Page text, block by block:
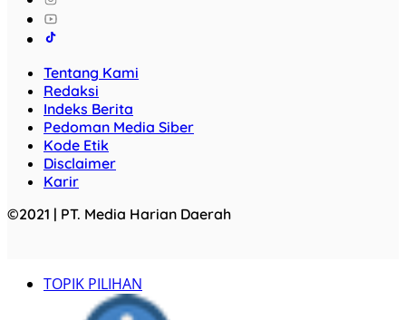
Tentang Kami
Redaksi
Indeks Berita
Pedoman Media Siber
Kode Etik
Disclaimer
Karir
©2021 | PT. Media Harian Daerah
TOPIK PILIHAN